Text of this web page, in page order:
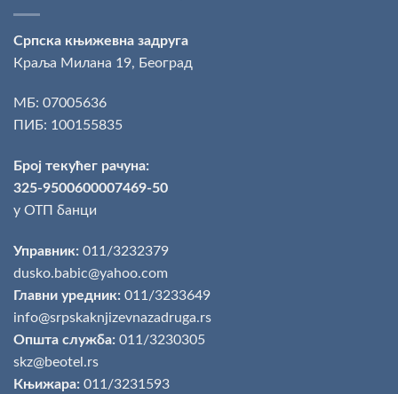
Српска књижевна задруга
Краља Милана 19, Београд
МБ: 07005636
ПИБ: 100155835
Број текућег рачуна:
325-9500600007469-50
у ОТП банци
Управник: 011/3232379
dusko.babic@yahoo.com
Главни уредник: 011/3233649
info@srpskaknjizevnazadruga.rs
Општа служба: 011/3230305
skz@beotel.rs
Књижара: 011/3231593